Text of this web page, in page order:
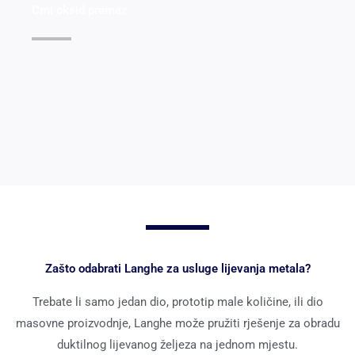
Zašto odabrati Langhe za usluge lijevanja metala?
Trebate li samo jedan dio, prototip male količine, ili dio
masovne proizvodnje, Langhe može pružiti rješenje za obradu
duktilnog lijevanog željeza na jednom mjestu.